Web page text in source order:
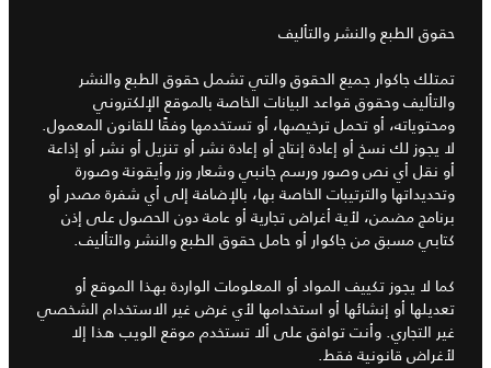
حقوق الطبع والنشر والتأليف
تمتلك جاكوار جميع الحقوق والتي تشمل حقوق الطبع والنشر
والتأليف وحقوق قواعد البيانات الخاصة بالموقع الإلكتروني
ومحتوياته، أو تحمل ترخيصها، أو تستخدمها وفقًا للقانون المعمول.
لا يجوز لك نسخ أو إعادة إنتاج أو إعادة نشر أو تنزيل أو نشر أو إذاعة
أو نقل أي نص وصور ورسم جانبي وشعار وزر وأيقونة وصورة
وتحديداتها والترتيبات الخاصة بها، بالإضافة إلى أي شفرة مصدر أو
برنامج مضمن، لأية أغراض تجارية أو عامة دون الحصول على إذن
كتابي مسبق من جاكوار أو حامل حقوق الطبع والنشر والتأليف.
كما لا يجوز تكييف المواد أو المعلومات الواردة بهذا الموقع أو
تعديلها أو إنشائها أو استخدامها لأي غرض غير الاستخدام الشخصي
غير التجاري. وأنت توافق على ألا تستخدم موقع الويب هذا إلا
لأغراض قانونية فقط.